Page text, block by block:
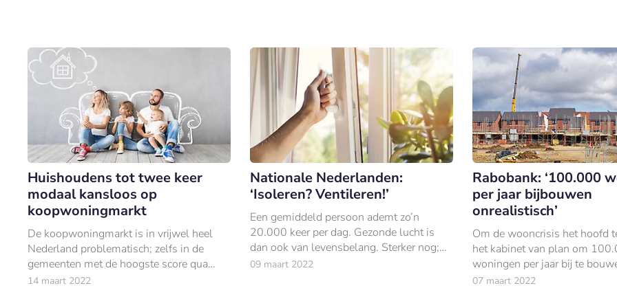
Huishoudens tot twee keer
modaal kansloos op
koopwoningmarkt
De koopwoningmarkt is in vrijwel heel
Nederland problematisch; zelfs in de
gemeenten met de hoogste score qua
woontoegankelijkheid vindt minder dan
14 maart 2022
Nationale Nederlanden:
‘Isoleren? Ventileren!’
Een gemiddeld persoon ademt zo’n
20.000 keer per dag. Gezonde lucht is
dan ook van levensbelang. Sterker nog;
ongezonde lucht is gevaarlijk en verhoogt
09 maart 2022
Rabobank: ‘100.000
per jaar bijbouwen
onrealistisch’
Om de wooncrisis het hoofd
het kabinet van plan om
woningen per jaar bij te
Real Estate Finance stelt
07 maart 2022